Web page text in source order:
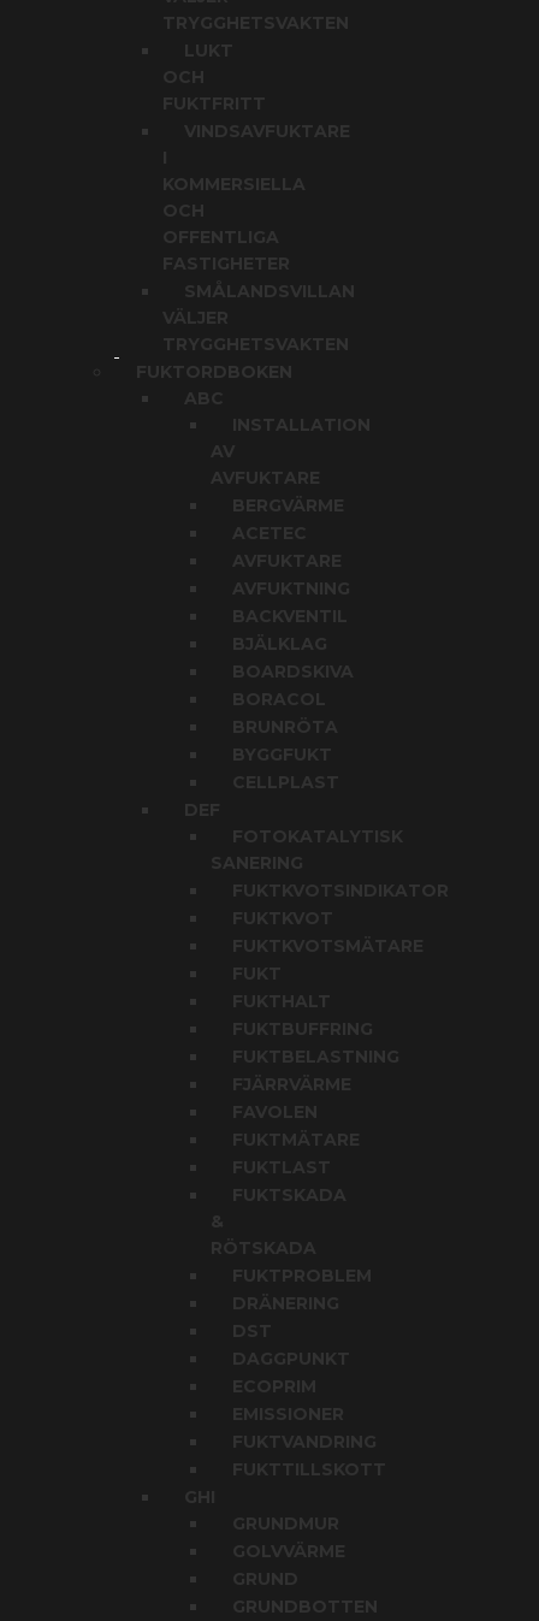
TRYGGHETSVAKTEN
LUKT
OCH
FUKTFRITT
VINDSAVFUKTARE
KOMMERSIELLA
OCH
OFFENTLIGA
FASTIGHETER
SMÅLANDSVILLAN
VÄLJER
TRYGGHETSVAKTEN
FUKTORDBOKEN
ABC
INSTALLATION
AV
AVFUKTARE
BERGVÄRME
ACETEC
AVFUKTARE
AVFUKTNING
BACKVENTIL
BJÄLKLAG
BOARDSKIVA
BORACOL
BRUNRÖTA
BYGGFUKT
CELLPLAST
FOTOKATALYTISK
SANERING
FUKTKVOTSINDIKATOR
FUKTKVOT
FUKTKVOTSMÄTARE
FUKT
FUKTHALT
FUKTBUFFRING
FUKTBELASTNING
FJÄRRVÄRME
FAVOLEN
FUKTMÄTARE
FUKTLAST
FUKTSKADA
&
RÖTSKADA
FUKTPROBLEM
DRÄNERING
DAGGPUNKT
ECOPRIM
EMISSIONER
FUKTVANDRING
FUKTTILLSKOTT
GHI
GRUNDMUR
GOLVVÄRME
GRUND
GRUNDBOTTEN